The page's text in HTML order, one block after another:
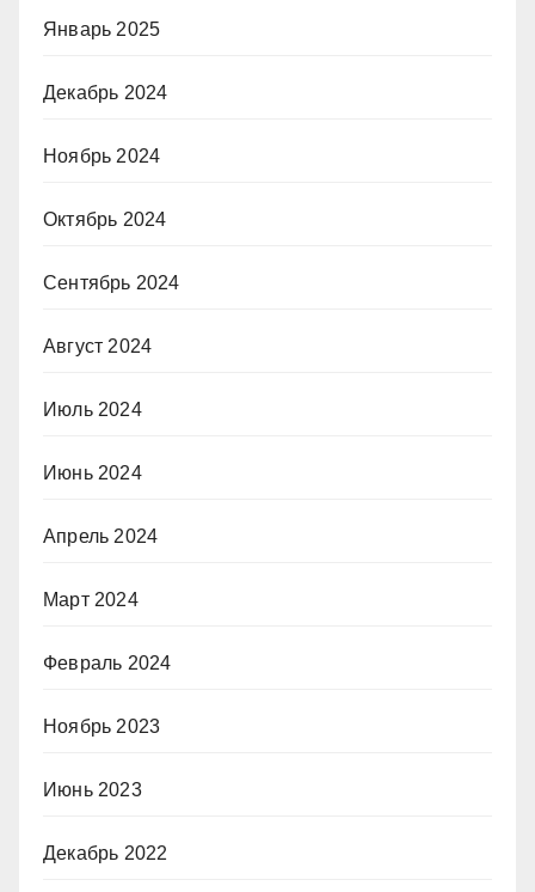
Январь 2025
Декабрь 2024
Ноябрь 2024
Октябрь 2024
Сентябрь 2024
Август 2024
Июль 2024
Июнь 2024
Апрель 2024
Март 2024
Февраль 2024
Ноябрь 2023
Июнь 2023
Декабрь 2022